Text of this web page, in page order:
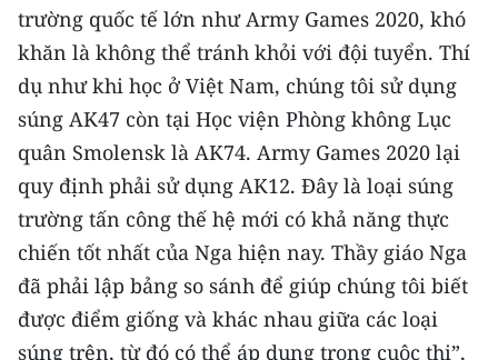
VỀ BÁO NHÂN DÂN
THỜI NAY
NHÂN DÂN CUỐI TUẦN
NHÂN DÂN HẰNG THÁNG
MUA BÁO
ĐỌC BÁO IN
trường quốc tế lớn như Army Games 2020, khó
khăn là không thể tránh khỏi với đội tuyển. Thí
dụ như khi học ở Việt Nam, chúng tôi sử dụng
súng AK47 còn tại Học viện Phòng không Lục
quân Smolensk là AK74. Army Games 2020 lại
quy định phải sử dụng AK12. Đây là loại súng
trường tấn công thế hệ mới có khả năng thực
chiến tốt nhất của Nga hiện nay. Thầy giáo Nga
đã phải lập bảng so sánh để giúp chúng tôi biết
được điểm giống và khác nhau giữa các loại
súng trên, từ đó có thể áp dụng trong cuộc thi”,